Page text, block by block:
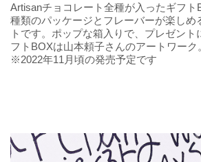
Artisanチョコレート全種が入ったギフト
種類のパッケージとフレーバーが楽しめ
トです。ポップな箱入りで、プレゼン
フトBOXは山本頼子さんのアートワーク
※2022年11月頃の発売予定です